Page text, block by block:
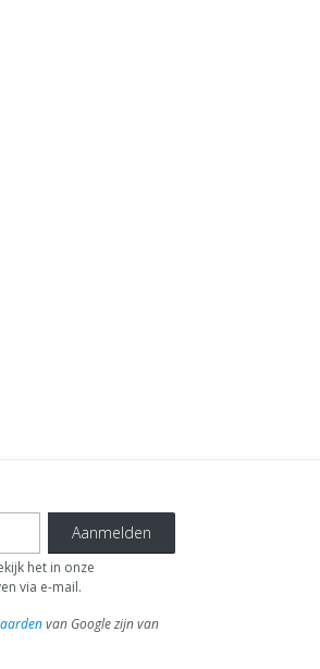
Aanmelden
het in onze
via e-mail.
van Google zijn van